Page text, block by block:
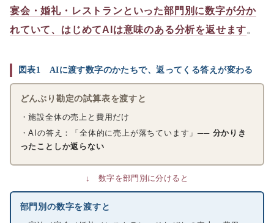
宴会・婚礼・レストランといった部門別に数字が分か
れていて、はじめてAIは意味のある分析を返せます。
図表1 AIに渡す数字のかたちで、返ってくる答えが変わる
どんぶり勘定の試算表を渡すと
・施設全体の売上と費用だけ
・AIの答え：「全体的に売上が落ちています」── 分かりき
ったことしか返らない
↓ 数字を部門別に分けると
部門別の数字を渡すと